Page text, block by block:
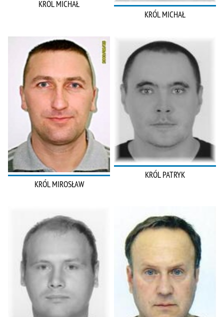
KRÓL MICHAŁ
KRÓL MICHAŁ
KRÓL MIROSŁAW
KRÓL PATRYK